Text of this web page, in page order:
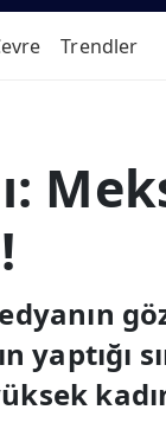
Trendler
yaptığı